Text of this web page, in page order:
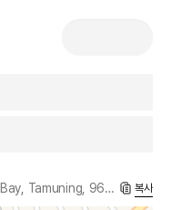
96913, GU 복사